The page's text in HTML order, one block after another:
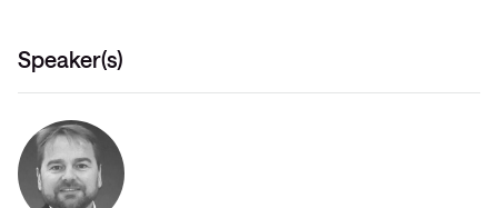
Speaker(s)